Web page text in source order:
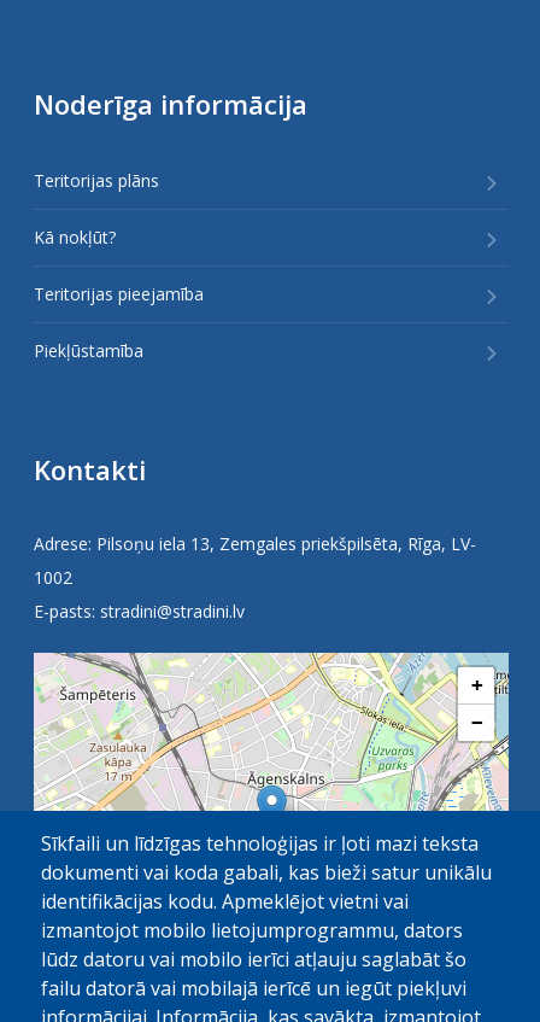
Noderīga informācija
Teritorijas plāns
Kā nokļūt?
Teritorijas pieejamība
Piekļūstamība
Kontakti
Adrese: Pilsoņu iela 13, Zemgales priekšpilsēta, Rīga, LV-
1002
E-pasts: stradini@stradini.lv
+
−
1 km OpenStreetMap contributors
Sīkfaili un līdzīgas tehnoloģijas ir ļoti mazi teksta
dokumenti vai koda gabali, kas bieži satur unikālu
identifikācijas kodu. Apmeklējot vietni vai
izmantojot mobilo lietojumprogrammu, dators
lūdz datoru vai mobilo ierīci atļauju saglabāt šo
failu datorā vai mobilajā ierīcē un iegūt piekļuvi